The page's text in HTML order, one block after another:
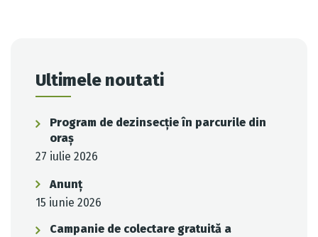
Ultimele noutati
Program de dezinsecție în parcurile din
oraș
27 iulie 2026
Anunț
15 iunie 2026
Campanie de colectare gratuită a